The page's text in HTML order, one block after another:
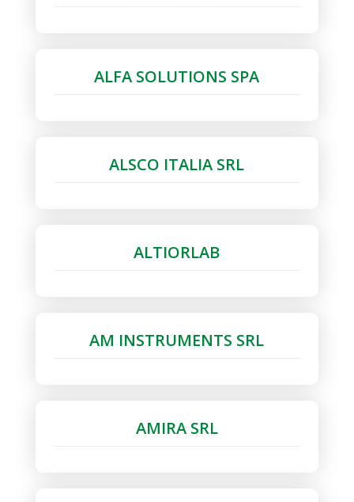
ALFA SOLUTIONS SPA
ALSCO ITALIA SRL
ALTIORLAB
AM INSTRUMENTS SRL
AMIRA SRL